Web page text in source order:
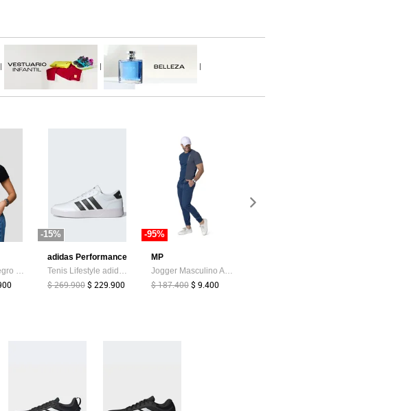
Blusa Mujer Negro Mp 104190
-15%
adidas Performance
Tenis Lifestyle adidas Sportswear Breaknet 3.0 Blanco
$ 269.900$ 229.900
-95%
MP
Jogger Masculino Azul Petróleo Oscuro Mp 33636
$ 187.400$ 9.400